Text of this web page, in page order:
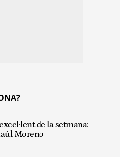
de la setmana:
Moreno